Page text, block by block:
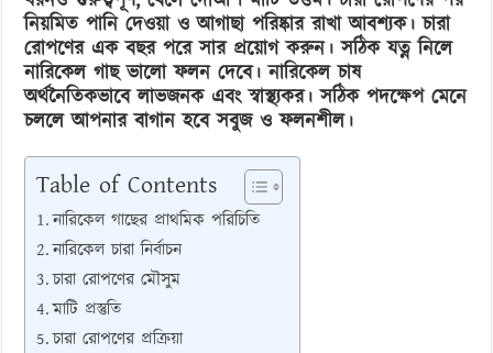
নিয়মিত পানি দেওয়া ও আগাছা পরিষ্কার রাখা আবশ্যক। চারা
রোপণের এক বছর পরে সার প্রয়োগ করুন। সঠিক যত্ন নিলে
নারিকেল গাছ ভালো ফলন দেবে। নারিকেল চাষ
অর্থনৈতিকভাবে লাভজনক এবং স্বাস্থ্যকর। সঠিক পদক্ষেপ মেনে
চললে আপনার বাগান হবে সবুজ ও ফলনশীল।
Table of Contents
নারিকেল গাছের প্রাথমিক পরিচিতি
নারিকেল চারা নির্বাচন
চারা রোপণের মৌসুম
মাটি প্রস্তুতি
চারা রোপণের প্রক্রিয়া